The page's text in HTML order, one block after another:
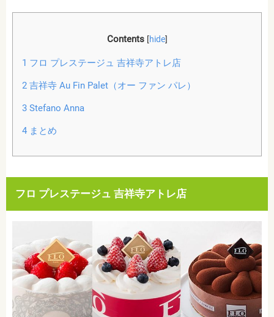
Contents [hide]
1 フロ プレステージュ 吉祥寺アトレ店
2吉祥寺 Au Fin Palet（オー ファン パレ）
3Stefano Anna
4まとめ
フロ プレステージュ 吉祥寺アトレ店